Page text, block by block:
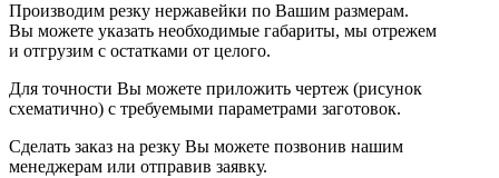
Производим резку нержавейки по Вашим размерам.
Вы можете указать необходимые габариты, мы отрежем
и отгрузим с остатками от целого.
Для точности Вы можете приложить чертеж (рисунок
схематично) с требуемыми параметрами заготовок.
Сделать заказ на резку Вы можете позвонив нашим
менеджерам или отправив заявку.